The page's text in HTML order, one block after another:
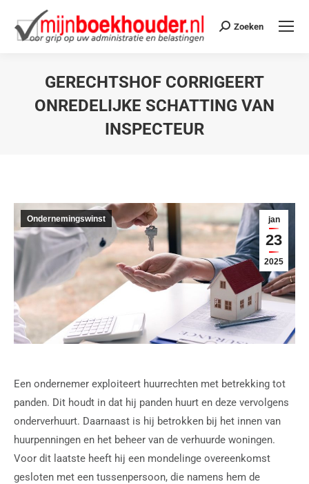
Zoeken
GERECHTSHOF CORRIGEERT
ONREDELIJKE SCHATTING VAN
INSPECTEUR
jan
23
2025
Ondernemingswinst
Een ondernemer exploiteert huurrechten met betrekking tot
panden. Dit houdt in dat hij panden huurt en deze vervolgens
onderverhuurt. Daarnaast is hij betrokken bij het innen van
huurpenningen en het beheer van de verhuurde woningen.
Voor dit laatste heeft hij een mondelinge overeenkomst
gesloten met een tussenpersoon, die namens hem de